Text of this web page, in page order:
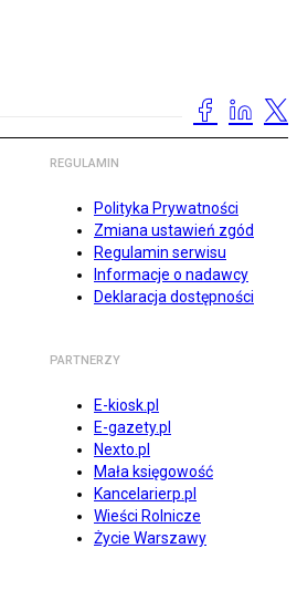
REGULAMIN
Polityka Prywatności
Zmiana ustawień zgód
Regulamin serwisu
Informacje o nadawcy
Deklaracja dostępności
PARTNERZY
E-kiosk.pl
E-gazety.pl
Nexto.pl
Mała księgowość
Kancelarierp.pl
Wieści Rolnicze
Życie Warszawy